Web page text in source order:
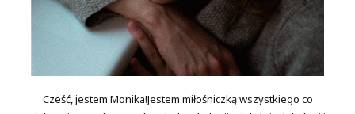
Cześć, jestem Monika!Jestem miłośniczką wszystkiego co